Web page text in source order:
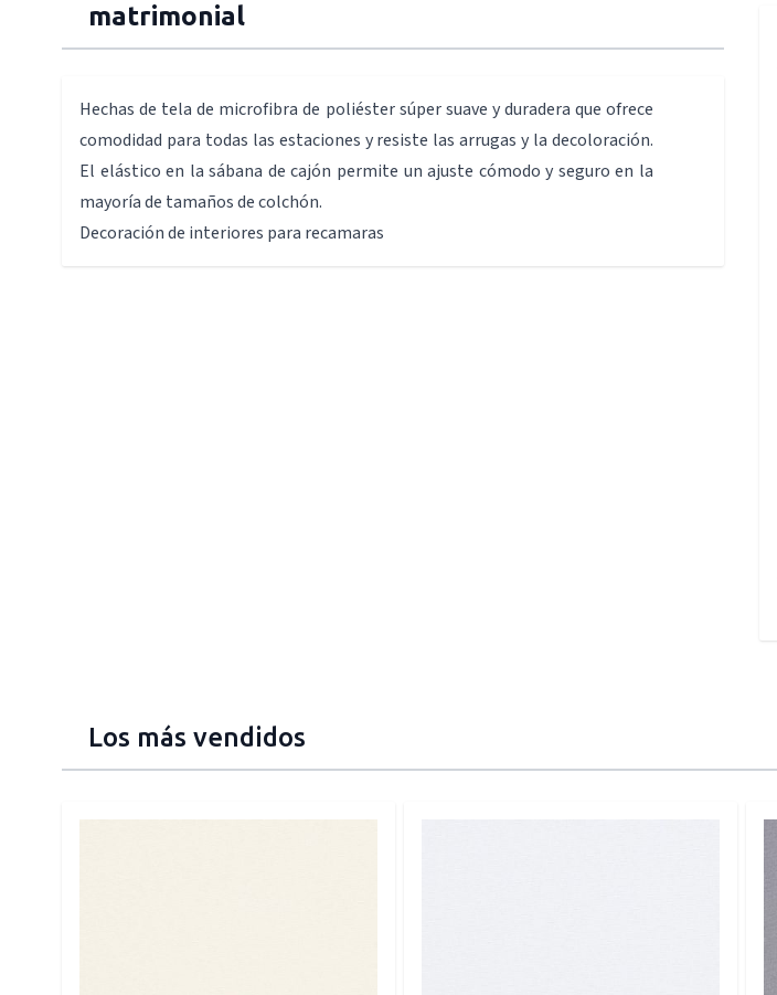
matrimonial
Hechas de tela de microfibra de poliéster súper suave y duradera que ofrece
comodidad para todas las estaciones y resiste las arrugas y la decoloración.
El elástico en la sábana de cajón permite un ajuste cómodo y seguro en la
mayoría de tamaños de colchón.
Decoración de interiores para recamaras
Los más vendidos